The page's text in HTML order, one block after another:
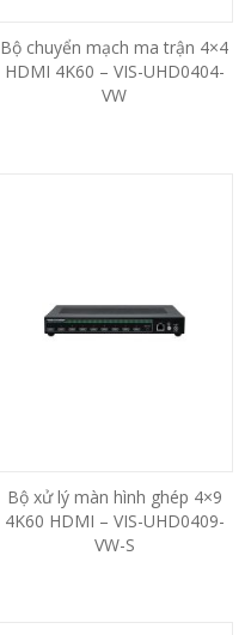
Bộ chuyển mạch ma trận 4×4
HDMI 4K60 – VIS-UHD0404-
VW
Bộ xử lý màn hình ghép 4×9
4K60 HDMI – VIS-UHD0409-
VW-S